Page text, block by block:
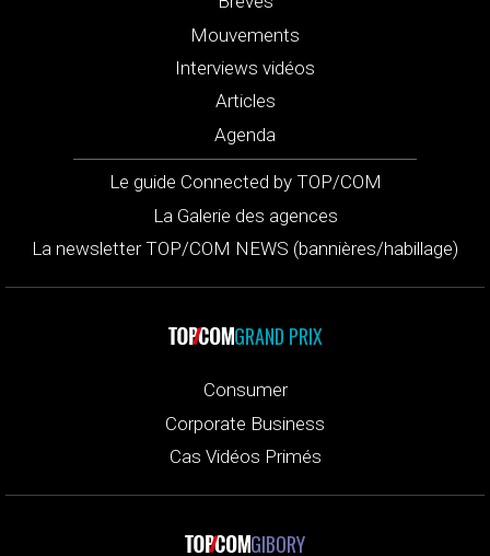
Mouvements
Interviews vidéos
Articles
Agenda
Le guide Connected by TOP/COM
La Galerie des agences
La newsletter TOP/COM NEWS (bannières/habillage)
GRAND PRIX
Consumer
Corporate Business
Cas Vidéos Primés
GIBORY